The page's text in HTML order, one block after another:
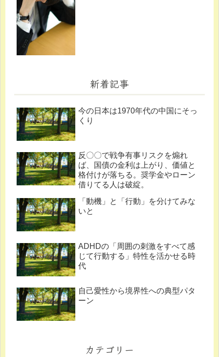
新着記事
今の日本は1970年代の中国にそっ
くり
反〇〇で戦争有事リスクを煽れ
ば、国債の金利は上がり、価値と
格付けが落ちる。奨学金やローン
借りてる人は破綻。
「動機」と「行動」を分けてみな
いと
ADHDの「周囲の刺激をすべて感
じて行動する」特性を活かせる時
代
自己愛性から境界性への典型パタ
ーン
カテゴリー